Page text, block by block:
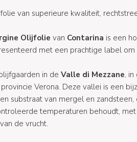
van superieure kwaliteit,
Olijfolie van Contarina is een
met een prachtige label
in de Valle di Mezzane,
Verona. Deze vallei is een
substraat van mergel en
temperaturen behoudt,
de vrucht.